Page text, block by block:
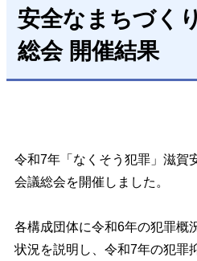
安全なまちづく
総会 開催結果
令和7年「なくそう犯罪」滋賀
会議総会を開催しました。
各構成団体に令和6年の犯罪概
状況を説明し、令和7年の犯罪